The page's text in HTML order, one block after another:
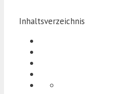
Inhaltsverzeichnis